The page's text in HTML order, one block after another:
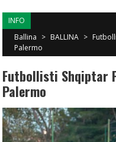
INFO
Ballina > BALLINA >
Palermo
Futbollisti Shqiptar
Palermo